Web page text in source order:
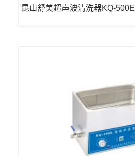
昆山舒美超声波清洗器KQ-500E